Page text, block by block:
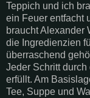
Teppich und ich
ein Feuer entfacht
braucht Alexander
die Ingredienzien
überraschend
Jeder Schritt
erfüllt. Am
Tee, Suppe und